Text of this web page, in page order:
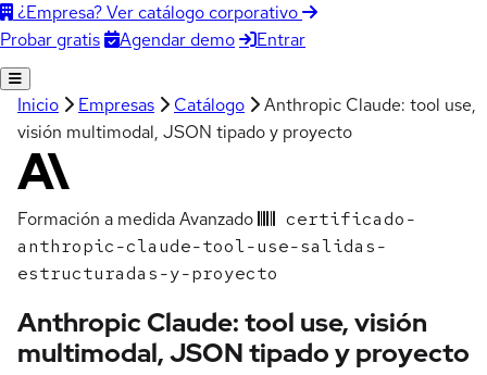
¿Empresa? Ver catálogo corporativo
Probar gratis
Agendar demo Entrar
Inicio Empresas Catálogo
Anthropic Claude: tool use,
visión multimodal, JSON tipado y proyecto
Formación a medidaAvanzado
certificado-
anthropic-claude-tool-use-salidas-
estructuradas-y-proyecto
Anthropic Claude: tool use, visión
multimodal, JSON tipado y proyecto